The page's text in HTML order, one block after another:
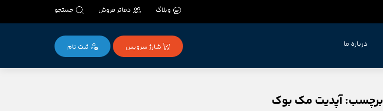
وبلاگ دفاتر فروش جستجو
درباره ما شارژ سرویس ثبت‌ نام
برچسب: آپدیت مک بوک